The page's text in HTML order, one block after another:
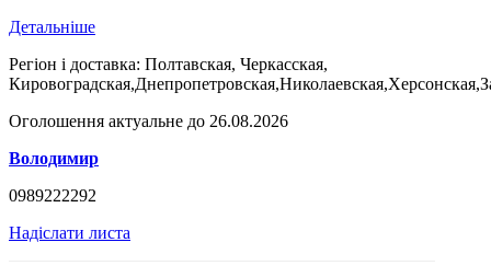
Детальніше
Регіон і доставка: Полтавская, Черкасская,
Оголошення актуальне до 26.08.2026
Володимир
0989222292
Надіслати листа